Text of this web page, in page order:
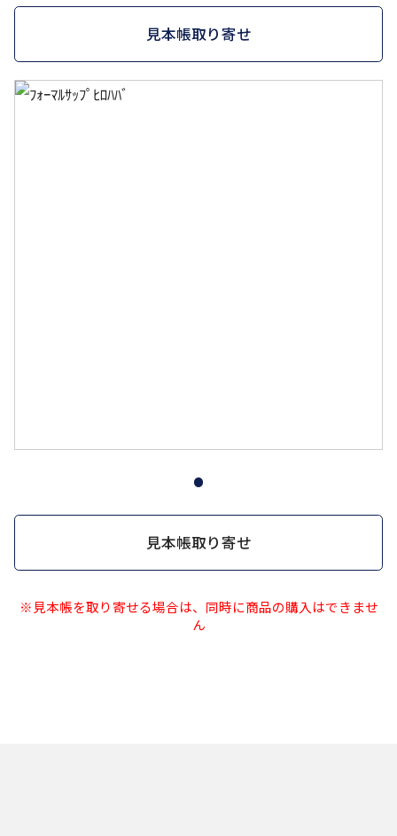
見本帳取り寄せ
見本帳取り寄せ
※見本帳を取り寄せる場合は、同時に商品の購入はできませ
ん